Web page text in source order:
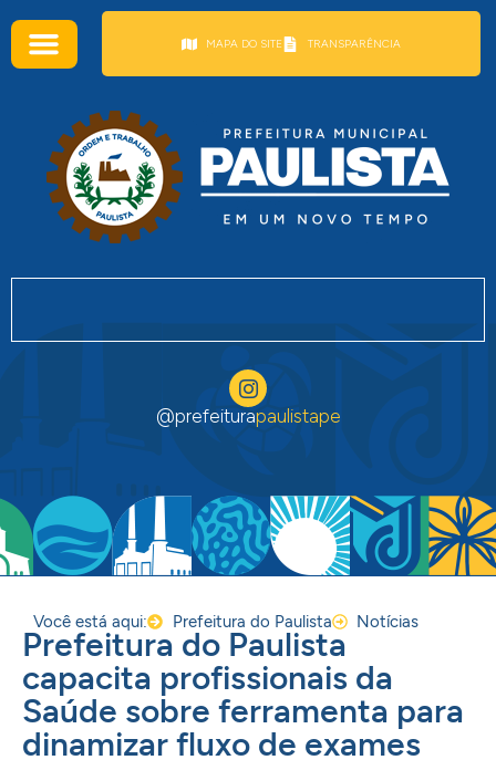
MAPA DO SITE TRANSPARÊNCIA
@prefeiturapaulistape
Você está aqui: Prefeitura do Paulista Notícias
Prefeitura do Paulista
capacita profissionais da
Saúde sobre ferramenta para
dinamizar fluxo de exames